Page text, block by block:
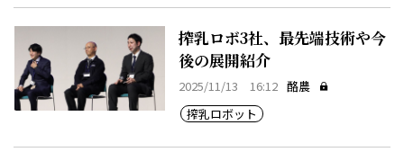
搾乳ロボ3社、最先端技術や今
後の展開紹介
2025/11/13 16:12 酪農
搾乳ロボット